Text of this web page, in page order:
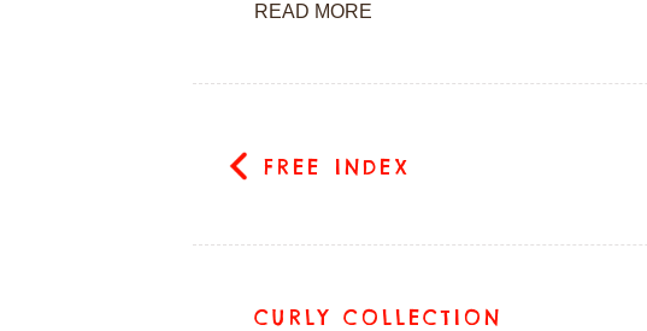
READ MORE
FREE INDEX
CURLY COLLECTION